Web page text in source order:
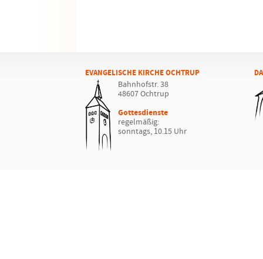
EVANGELISCHE KIRCHE OCHTRUP
Bahnhofstr. 38
48607 Ochtrup
Gottesdienste
regelmäßig:
sonntags, 10.15 Uhr